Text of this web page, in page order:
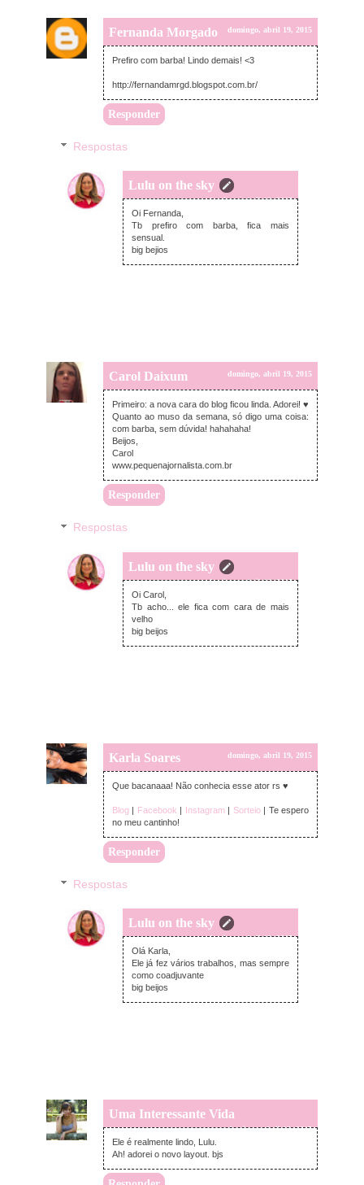
Fernanda Morgado domingo, abril 19, 2015
Prefiro com barba! Lindo demais! <3
http://fernandamrgd.blogspot.com.br/
Responder
Respostas
Lulu on the sky
domingo, abril 19, 2015
Oi Fernanda,
Tb prefiro com barba, fica mais
sensual.
big bejios
Carol Daixum domingo, abril 19, 2015
Primeiro: a nova cara do blog ficou linda. Adorei! ♥
Quanto ao muso da semana, só digo uma coisa:
com barba, sem dúvida! hahahaha!
Beijos,
Carol
www.pequenajornalista.com.br
Responder
Respostas
Lulu on the sky
domingo, abril 19, 2015
Oi Carol,
Tb acho... ele fica com cara de mais
velho
big beijos
Karla Soares domingo, abril 19, 2015
Que bacanaaa! Não conhecia esse ator rs ♥
Blog | Facebook | Instagram| Sorteio| Te espero
no meu cantinho!
Responder
Respostas
Lulu on the sky
domingo, abril 19, 2015
Olá Karla,
Ele já fez vários trabalhos, mas sempre
como coadjuvante
big beijos
Uma Interessante Vida
domingo, abril 19, 2015
Ele é realmente lindo, Lulu.
Ah! adorei o novo layout. bjs